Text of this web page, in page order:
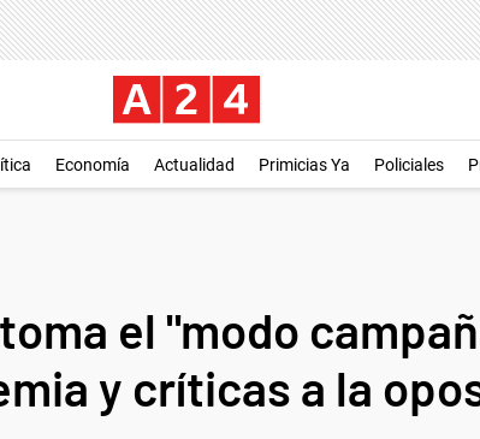
Economía Actualidad Primicias Ya Policiales
el "modo
y críticas a la